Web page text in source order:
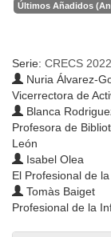
Últimos Añadidos
Serie: CRECS 2022
Nuria Álvarez-
Vicerrectora de
Blanca
Profesora de
León
Isabel Olea
El Profesional de
Tomàs Baiget
Profesional de la